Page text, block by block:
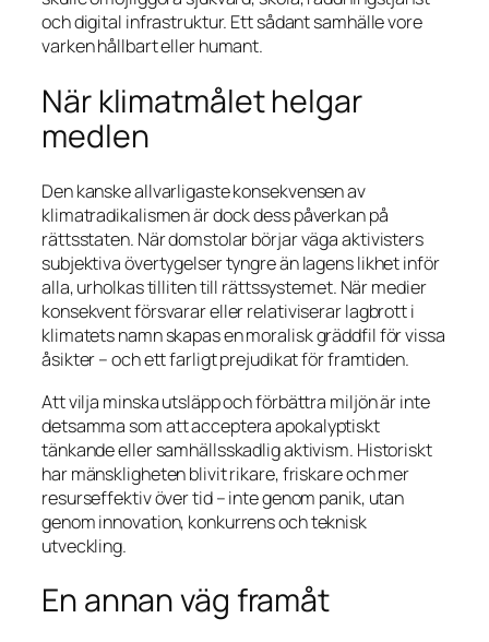
och digital infrastruktur. Ett sådant samhälle vore
varken hållbart eller humant.
När klimatmålet helgar
medlen
Den kanske allvarligaste konsekvensen av
klimatradikalismen är dock dess påverkan på
rättsstaten. När domstolar börjar väga aktivisters
subjektiva övertygelser tyngre än lagens likhet inför
alla, urholkas tilliten till rättssystemet. När medier
konsekvent försvarar eller relativiserar lagbrott i
klimatets namn skapas en moralisk gräddfil för vissa
åsikter – och ett farligt prejudikat för framtiden.
Att vilja minska utsläpp och förbättra miljön är inte
detsamma som att acceptera apokalyptiskt
tänkande eller samhällsskadlig aktivism. Historiskt
har mänskligheten blivit rikare, friskare och mer
resurseffektiv över tid – inte genom panik, utan
genom innovation, konkurrens och teknisk
utveckling.
En annan väg framåt